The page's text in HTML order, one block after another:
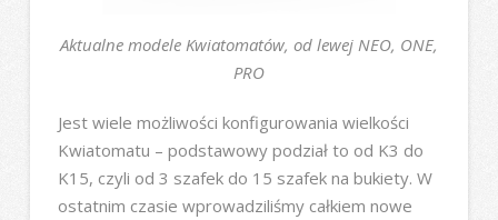
Aktualne modele Kwiatomatów, od lewej NEO, ONE,
PRO
Jest wiele możliwości konfigurowania wielkości
Kwiatomatu – podstawowy podział to od K3 do
K15, czyli od 3 szafek do 15 szafek na bukiety. W
ostatnim czasie wprowadziliśmy całkiem nowe